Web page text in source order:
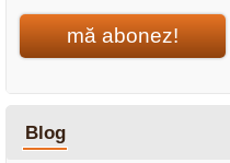
mă abonez!
Blog